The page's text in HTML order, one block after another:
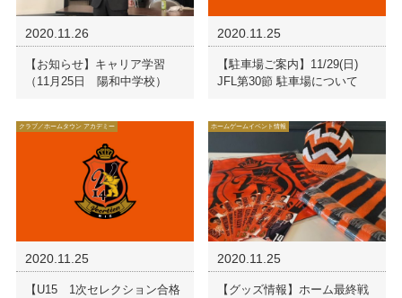
2020.11.26
【お知らせ】キャリア学習
（11月25日 陽和中学校）
2020.11.25
【駐車場ご案内】11/29(日)
JFL第30節 駐車場について
クラブ／ホームタウン アカデミー
2020.11.25
【U15 1次セレクション合格
ホームゲームイベント情報
2020.11.25
【グッズ情報】ホーム最終戦